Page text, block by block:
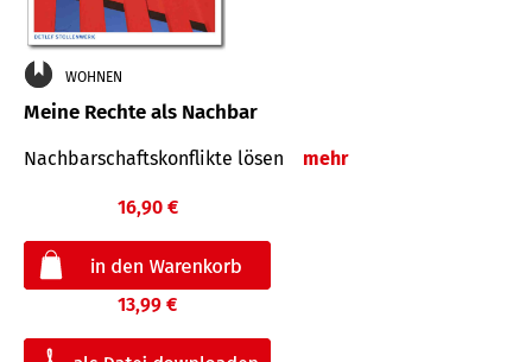
WOHNEN
Meine Rechte als Nachbar
Nach­bar­schafts­konflikte lösen mehr
16,90 €
13,99 €